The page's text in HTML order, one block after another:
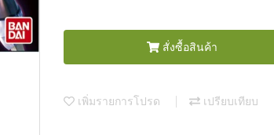
สั่งซื้อสินค้า
เพิ่มรายการโปรด เปรียบเทียบ